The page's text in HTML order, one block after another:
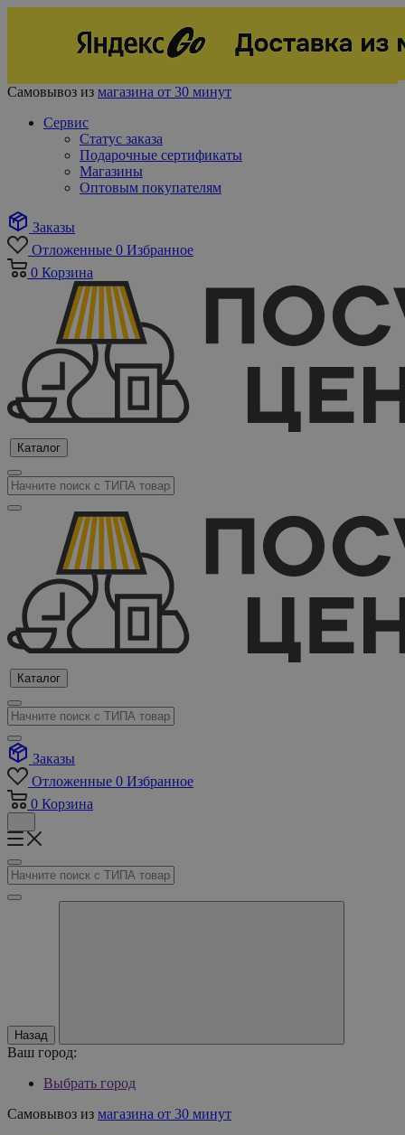
Самовывоз из магазина от 30 минут
Сервис
Статус заказа
Подарочные сертификаты
Магазины
Оптовым покупателям
Заказы
Отложенные 0 Избранное
0 Корзина
Каталог
Каталог
Заказы
Отложенные 0 Избранное
0 Корзина
Назад
Ваш город:
Выбрать город
Самовывоз из магазина от 30 минут